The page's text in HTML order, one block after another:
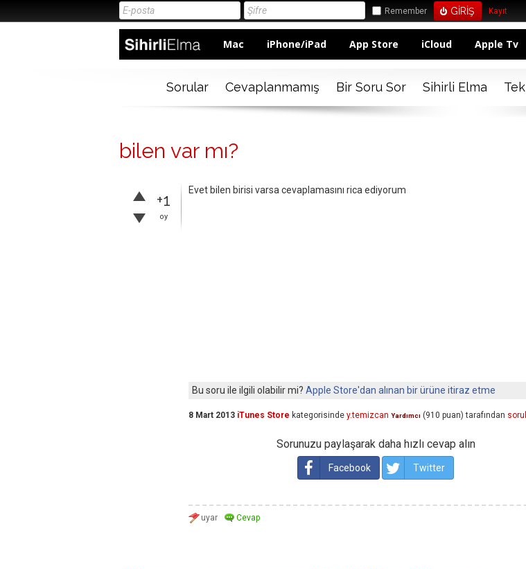
Remember Kayıt
Mac iPhone/iPad App Store iCloud Apple Tv
Sorular Cevaplanmamış Bir Soru Sor Sihirli Elma
bilen var mı?
+1
oy
Evet bilen birisi varsa cevaplamasını rica ediyorum
Bu soru ile ilgili olabilir mi? Apple Store'dan alınan bir ürüne itiraz etme
8 Mart 2013 iTunes Store kategorisinde y.temizcan Yardımcı (910 puan) tarafından
Sorunuzu paylaşarak daha hızlı cevap alın
Facebook Twitter